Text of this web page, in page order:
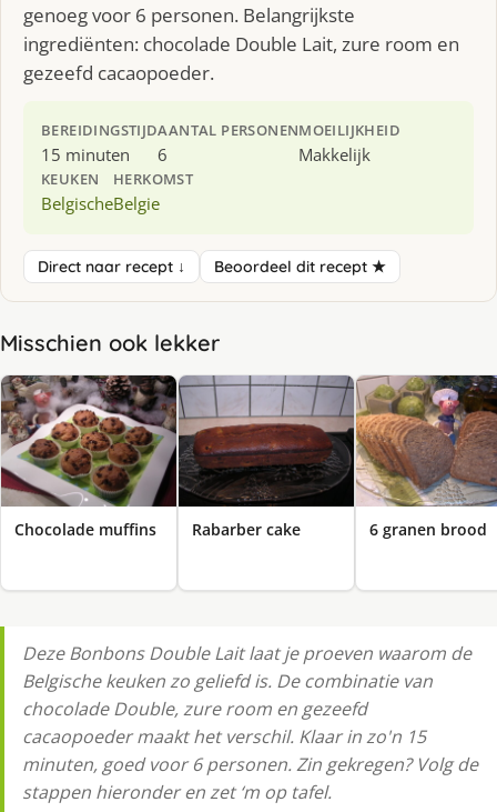
genoeg voor 6 personen. Belangrijkste
ingrediënten: chocolade Double Lait, zure room en
gezeefd cacaopoeder.
BEREIDINGSTIJD
15 minuten
AANTAL PERSONEN
6
MOEILIJKHEID
Makkelijk
KEUKEN
Belgische
HERKOMST
Belgie
Direct naar recept ↓ Beoordeel dit recept ★
Misschien ook lekker
Chocolade muffins Rabarber cake 6 granen brood
Deze Bonbons Double Lait laat je proeven waarom de
Belgische keuken zo geliefd is. De combinatie van
chocolade Double, zure room en gezeefd
cacaopoeder maakt het verschil. Klaar in zo'n 15
minuten, goed voor 6 personen. Zin gekregen? Volg de
stappen hieronder en zet ‘m op tafel.